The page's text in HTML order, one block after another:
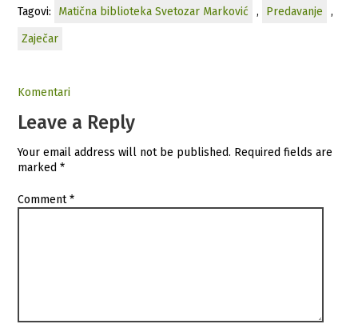
Tagovi: Matična biblioteka Svetozar Marković , Predavanje
,
Zaječar
Komentari
Leave a Reply
Your email address will not be published. Required fields are
marked*
Comment*